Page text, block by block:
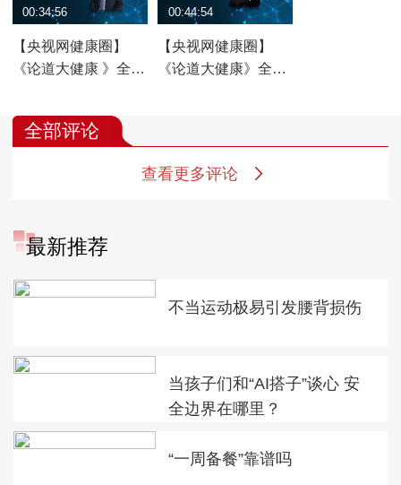
【央视网健康圈】
《论道大健康 》全国
视力密码（眼底篇）”
——小心眼底内的隐
00:34:56
【央视网健康圈】
《论道大健康》全国
表
00:44:54
全部评论
查看更多评论
最新推荐
不当运动极易引发腰背损伤
当孩子们和“AI搭子”谈心 安
全边界在哪里？
“一周备餐”靠谱吗